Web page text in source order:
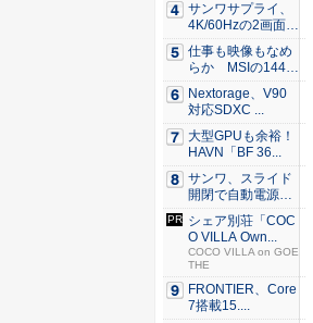
サンワサプライ、
4K/60Hzの2画面
出...
仕事も映像もなめ
らか MSIの144H
z...
Nextorage、V90
対応SDXC ...
大型GPUも余裕！
HAVN「BF 36...
サンワ、スライド
開閉で自動電源O
N/OF...
シェア別荘「COC
O VILLA Own...
COCO VILLA on GOE
THE
FRONTIER、Core
7搭載15....